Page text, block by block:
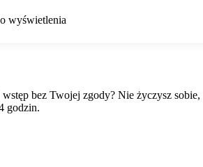
bez Twojej zgody? Nie życzysz
godzin.